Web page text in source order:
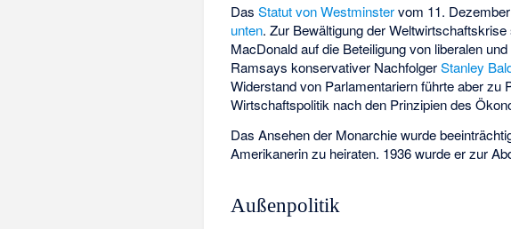
DasStatut von Westminstervom 11.
unten. Zur Bewältigung der
MacDonald auf die Beteiligung von liberalen
Ramsays konservativer NachfolgerStanley
Widerstand von Parlamentariern führte aber zu
Wirtschaftspolitik nach den Prinzipien des
Das Ansehen der Monarchie wurde
Amerikanerin zu heiraten. 1936 wurde er zur
Außenpolitik